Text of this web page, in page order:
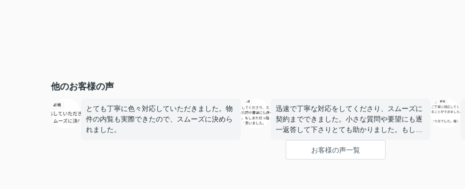
他のお客様の声
とても丁寧に色々対応していただきました。物
件の内覧も実際できたので、スムーズに決めら
れました。
迅速で丁寧な対応をしてくださり、スムーズに
契約までできました。小さな質問や要望にも逐
一返答して下さりとても助かりました。もしま
た引っ越すことがあった時はぜひお願いしたい
と思いました。お客様の声一覧